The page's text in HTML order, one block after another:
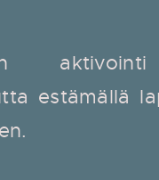
estämällä